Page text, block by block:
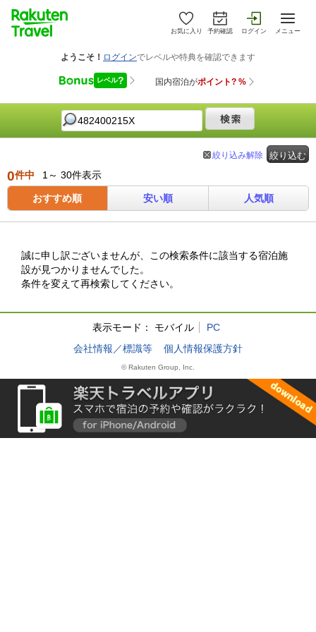
お気に入り 予約確認 ログイン メニュー
絞り込む
絞り込み解除
0件中 1～ 30件表示
おすすめ順 安い順 人気順
誠に申し訳ございませんが、この検索条件に該当する宿泊施
設が見つかりませんでした。
条件を変えて再検索してください。
表示モード： モバイル
PC
会社情報／標識等
個人情報保護方針
© Rakuten Group, Inc.